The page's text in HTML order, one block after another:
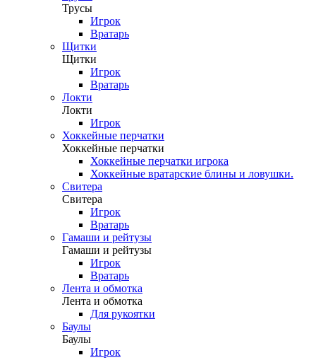
Трусы
Игрок
Вратарь
Щитки
Щитки
Игрок
Вратарь
Локти
Локти
Игрок
Хоккейные перчатки
Хоккейные перчатки
Хоккейные перчатки игрока
Хоккейные вратарские блины и ловушки.
Свитера
Свитера
Игрок
Вратарь
Гамаши и рейтузы
Гамаши и рейтузы
Игрок
Вратарь
Лента и обмотка
Лента и обмотка
Для рукоятки
Баулы
Баулы
Игрок